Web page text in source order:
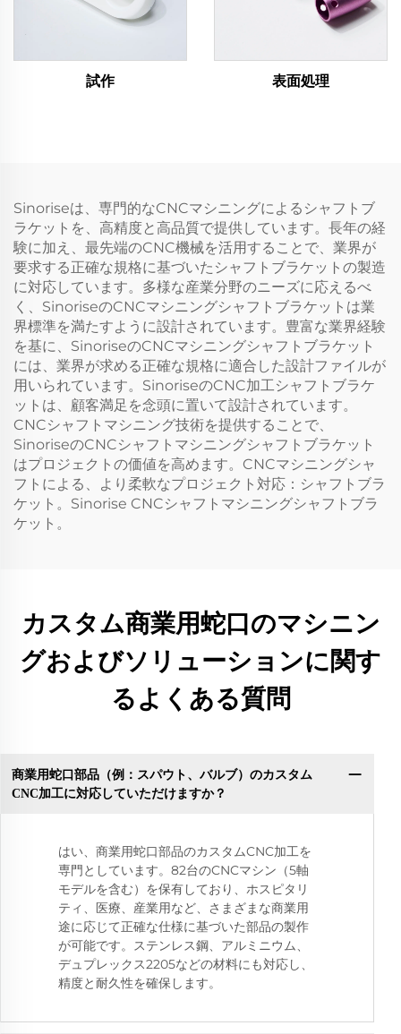
試作 表面処理
Sinoriseは、専門的なCNCマシニングによるシャフトブ
ラケットを、高精度と高品質で提供しています。長年の経
験に加え、最先端のCNC機械を活用することで、業界が
要求する正確な規格に基づいたシャフトブラケットの製造
に対応しています。多様な産業分野のニーズに応えるべ
く、SinoriseのCNCマシニングシャフトブラケットは業
界標準を満たすように設計されています。豊富な業界経験
を基に、SinoriseのCNCマシニングシャフトブラケット
には、業界が求める正確な規格に適合した設計ファイルが
用いられています。SinoriseのCNC加工シャフトブラケ
ットは、顧客満足を念頭に置いて設計されています。
CNCシャフトマシニング技術を提供することで、
SinoriseのCNCシャフトマシニングシャフトブラケット
はプロジェクトの価値を高めます。CNCマシニングシャ
フトによる、より柔軟なプロジェクト対応：シャフトブラ
ケット。Sinorise CNCシャフトマシニングシャフトブラ
ケット。
カスタム商業用蛇口のマシニン
グおよびソリューションに関す
るよくある質問
商業用蛇口部品（例：スパウト、バルブ）のカスタム
CNC加工に対応していただけますか？
はい、商業用蛇口部品のカスタムCNC加工を
専門としています。82台のCNCマシン（5軸
モデルを含む）を保有しており、ホスピタリ
ティ、医療、産業用など、さまざまな商業用
途に応じて正確な仕様に基づいた部品の製作
が可能です。ステンレス鋼、アルミニウム、
デュプレックス2205などの材料にも対応し、
精度と耐久性を確保します。